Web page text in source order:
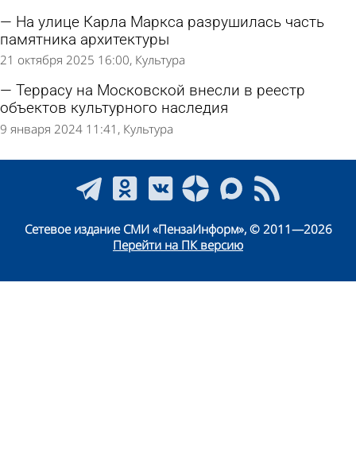
На улице Карла Маркса разрушилась часть
памятника архитектуры
21 октября 2025 16:00 Культура
Террасу на Московской внесли в реестр
объектов культурного наследия
9 января 2024 11:41 Культура
Сетевое издание СМИ «ПензаИнформ», © 2011—2026
Перейти на ПК версию